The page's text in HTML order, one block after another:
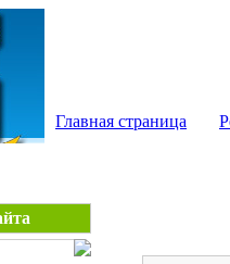
Главная страница